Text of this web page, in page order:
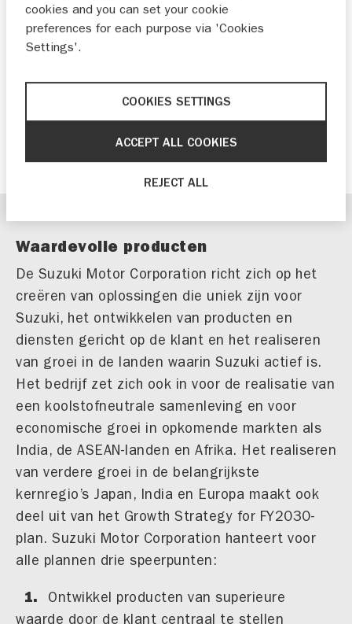
Eerste elektrische motorfiets in
FY2024, acht EV-modellen in periode
tot 2030
Debuut eerste EV-buitenboordmotoren
koolstofneutraliteit in 2050
Waardevolle producten
De Suzuki Motor Corporation richt zich op het
creëren van oplossingen die uniek zijn voor
Suzuki, het ontwikkelen van producten en
diensten gericht op de klant en het realiseren
van groei in de landen waarin Suzuki actief is.
Het bedrijf zet zich ook in voor de realisatie van
een koolstofneutrale samenleving en voor
economische groei in opkomende markten als
India, de ASEAN-landen en Afrika. Het realiseren
van verdere groei in de belangrijkste
kernregio’s Japan, India en Europa maakt ook
deel uit van het Growth Strategy for FY2030-
plan. Suzuki Motor Corporation hanteert voor
alle plannen drie speerpunten:
Ontwikkel producten van superieure
waarde door de klant centraal te stellen
cookies and you can set your cookie
preferences for each purpose via 'Cookies
Settings'.
COOKIES SETTINGS
REJECT ALL
ACCEPT ALL COOKIES